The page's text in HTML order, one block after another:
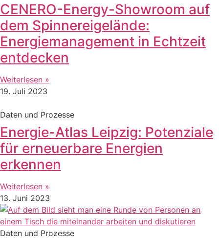
CENERO-Energy-Showroom auf
dem Spinnereigelände:
Energiemanagement in Echtzeit
entdecken
Weiterlesen »
19. Juli 2023
Daten und Prozesse
Energie-Atlas Leipzig: Potenziale
für erneuerbare Energien
erkennen
Weiterlesen »
13. Juni 2023
Daten und Prozesse